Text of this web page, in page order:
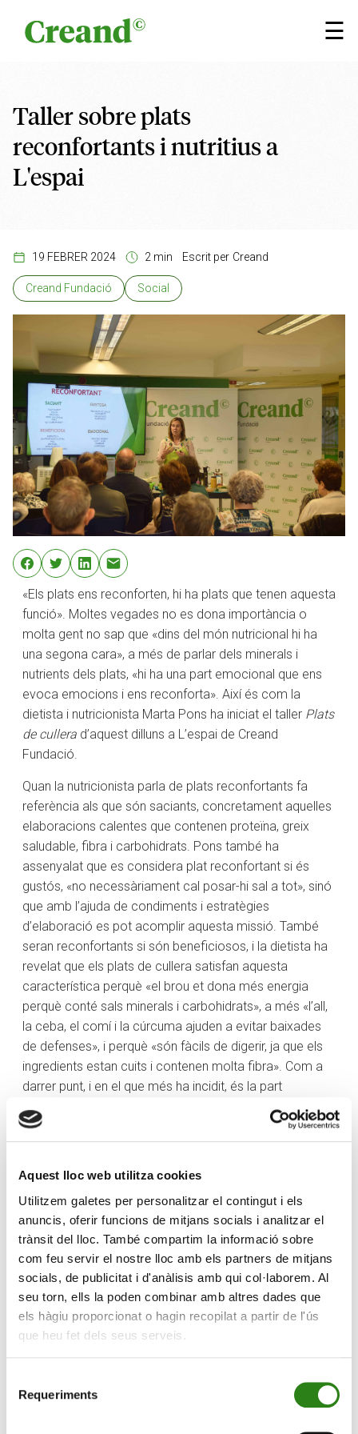
Aquest lloc web utilitza cookies
Utilitzem galetes per personalitzar el contingut i els
anuncis, oferir funcions de mitjans socials i analitzar el
trànsit del lloc. També compartim la informació sobre
com feu servir el nostre lloc amb els partners de mitjans
socials, de publicitat i d'anàlisis amb qui col·laborem. Al
seu torn, ells la poden combinar amb altres dades que
els hàgiu proporcionat o hagin recopilat a partir de l'ús
que heu fet dels seus serveis.
Requeriments
☰
×
Taller sobre plats
reconfortants i nutritius a
L'espai
19 FEBRER 2024 2 min Escrit per Creand
Creand Fundació Social
«Els plats ens reconforten, hi ha plats que tenen aquesta
funció». Moltes vegades no es dona importància o
molta gent no sap que «dins del món nutricional hi ha
una segona cara», a més de parlar dels minerals i
nutrients dels plats, «hi ha una part emocional que ens
evoca emocions i ens reconforta». Així és com la
dietista i nutricionista Marta Pons ha iniciat el taller Plats
de cullera d’aquest dilluns a L’espai de Creand
Fundació.
Quan la nutricionista parla de plats reconfortants fa
referència als que són saciants, concretament aquelles
elaboracions calentes que contenen proteïna, greix
saludable, fibra i carbohidrats. Pons també ha
assenyalat que es considera plat reconfortant si és
gustós, «no necessàriament cal posar-hi sal a tot», sinó
que amb l’ajuda de condiments i estratègies
d’elaboració es pot acomplir aquesta missió. També
seran reconfortants si són beneficiosos, i la dietista ha
revelat que els plats de cullera satisfan aquesta
característica perquè «el brou et dona més energia
perquè conté sals minerals i carbohidrats», a més «l’all,
la ceba, el comí i la cúrcuma ajuden a evitar baixades
de defenses», i perquè «són fàcils de digerir, ja que els
ingredients estan cuits i contenen molta fibra». Com a
darrer punt, i en el que més ha incidit, és la part
emocional, és a dir, a tothom li ha vingut algun record
d’un moment especial de la seva vida o d’un familiar
amb una olor o un sabor. En aquest punt, Pons ha
perquè ens nodreixin, però també perquè ens aporti una
bona emoció o que ens facin pensar en un moment
especial o en aquelles llenties que ens feia a casa o el
dia que cuinaven aquella sopa».
Deixant de costat el reconfort dels plats de cullera, hi ha
un altre punt interessant i és que «la gent gran a
vegades no té molta gana i amb pocs volums de
seguida s’atipa, llavors el que s’intenta és que amb un
cal, però sense que se sentin molt tips», ha explicat la
dietista. Per aquest motiu Pons ha optat per